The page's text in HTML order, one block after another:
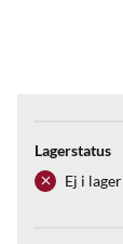
Lagerstatus
Ej i lager